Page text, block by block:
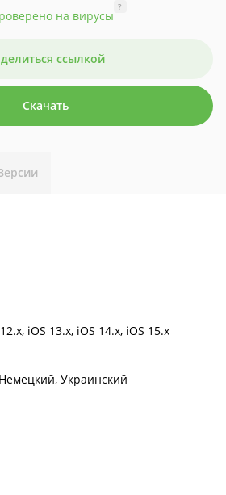
на вирусы
?
ссылкой
Скачать
iOS 13.x, iOS 14.x, iOS 15.x
Украинский